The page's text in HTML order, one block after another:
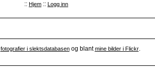
:: Hjem :: Logg inn
fotografier i slektsdatabasenog blantmine bilder i Flickr.